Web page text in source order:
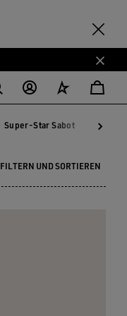
Super-Star Sabot
FILTERN UND SORTIEREN